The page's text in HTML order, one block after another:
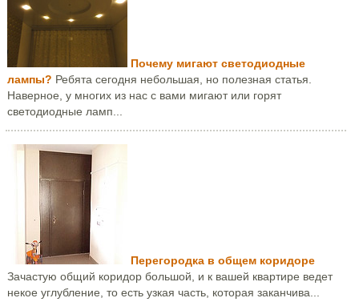
Почему мигают светодиодные
лампы? Ребята сегодня небольшая, но полезная статья.
Наверное, у многих из нас с вами мигают или горят
светодиодные ламп...
Перегородка в общем коридоре
Зачастую общий коридор большой, и к вашей квартире ведет
некое углубление, то есть узкая часть, которая заканчива...